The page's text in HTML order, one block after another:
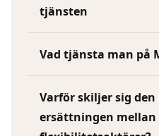
tjänsten
Vad tjänsta man på
Varför skiljer sig
ersättningen mellan